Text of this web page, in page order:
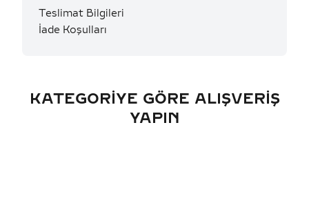
Teslimat Bilgileri
İade Koşulları
KATEGORIYE GÖRE ALIŞVERIŞ
YAPIN